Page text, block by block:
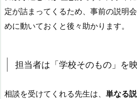
定が詰まってくるため、事前の説明
めに動いておくと後々助かります。
担当者は「学校そのもの」を
相談を受けてくれる先生は、 単なる